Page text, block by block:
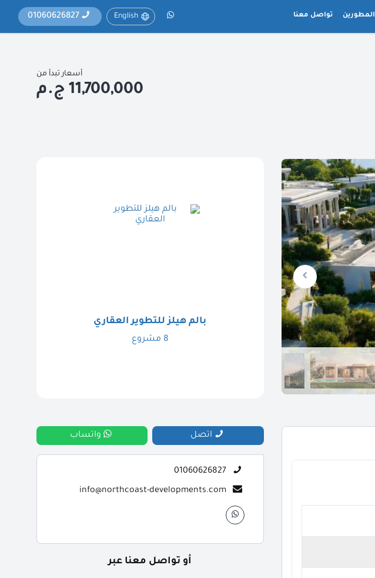
المطورين تواصل معنا English
01060626827
أسعار تبدأ من
11,700,000 ج.م
بالم هيلز للتطوير العقاري
8 مشروع
اتصل واتساب
01060626827
info@northcoast-developments.com
أو تواصل معنا عبر